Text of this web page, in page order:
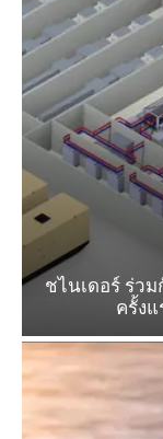
ชไนเดอร์ ร่ว
ครั้ง